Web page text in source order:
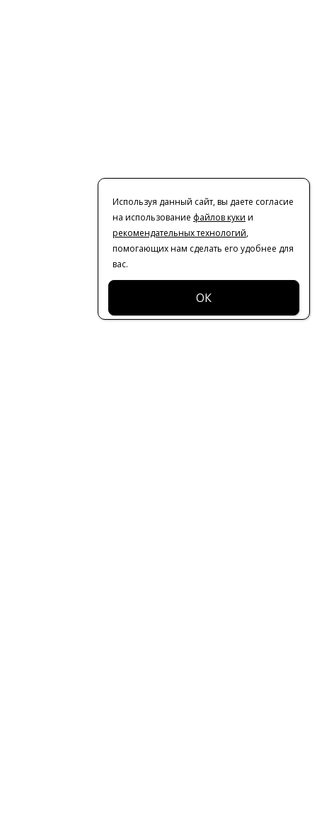
Используя данный сайт, вы даете согласие
на использование файлов куки и
рекомендательных технологий,
помогающих нам сделать его удобнее для
вас.